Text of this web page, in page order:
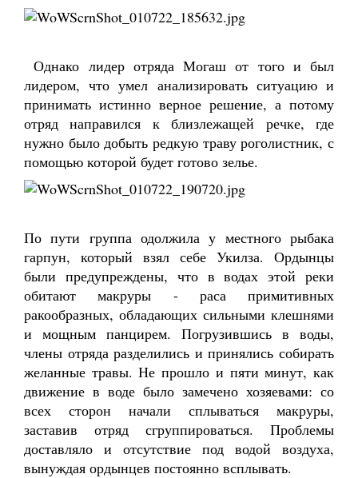
Однако лидер отряда Могаш от того и был
лидером, что умел анализировать ситуацию и
принимать истинно верное решение, а потому
отряд направился к близлежащей речке, где
нужно было добыть редкую траву роголистник, с
помощью которой будет готово зелье.
По пути группа одолжила у местного рыбака
гарпун, который взял себе Укилза. Ордынцы
были предупреждены, что в водах этой реки
обитают макруры - раса примитивных
ракообразных, обладающих сильными клешнями
и мощным панцирем. Погрузившись в воды,
члены отряда разделились и принялись собирать
желанные травы. Не прошло и пяти минут, как
движение в воде было замечено хозяевами: со
всех сторон начали сплываться макруры,
заставив отряд сгруппироваться. Проблемы
доставляло и отсутствие под водой воздуха,
вынуждая ордынцев постоянно всплывать.